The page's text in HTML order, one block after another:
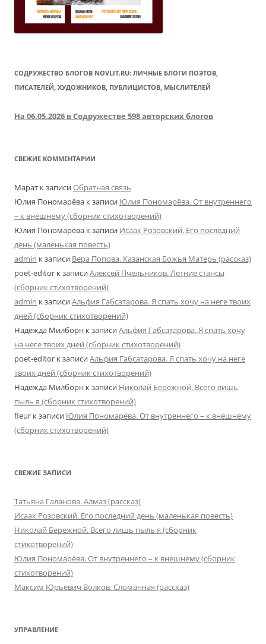
СОДРУЖЕСТВО БЛОГОВ NOVLIT.RU: ЛИЧНЫЕ БЛОГИ ПОЭТОВ,
ПИСАТЕЛЕЙ, ХУДОЖНИКОВ, ПУБЛИЦИСТОВ, МЫСЛИТЕЛЕЙ
На 06.05.2026 в Содружестве 598 авторских блогов
СВЕЖИЕ КОММЕНТАРИИ
Марат к записиОбратная связь
Юлия Пономарёва к записи Юлия Пономарёва. От внутреннего
– к внешнему (сборник стихотворений)
Юлия Пономарёва к записи Исаак Розовский. Его последний
день (маленькая повесть)
admin к записи Вера Попова. Казанская Божья Матерь (рассказ)
poet-editor к записиАлексей Пчельников. Летние стансы
(сборник стихотворений)
admin к записиАльфия Габсатарова. Я спать хочу на неге твоих
дней (сборник стихотворений)
Надежда Милборн к записиАльфия Габсатарова. Я спать хочу
на неге твоих дней (сборник стихотворений)
poet-editor к записиАльфия Габсатарова. Я спать хочу на неге
твоих дней (сборник стихотворений)
Надежда Милборн к записи Николай Бережной. Всего лишь
пыль я (сборник стихотворений)
fleur к записи Юлия Пономарёва. От внутреннего – к внешнему
(сборник стихотворений)
СВЕЖИЕ ЗАПИСИ
Татьяна Галанова. Алмаз (рассказ)
Исаак Розовский. Его последний день (маленькая повесть)
Николай Бережной. Всего лишь пыль я (сборник
стихотворений)
Юлия Пономарёва. От внутреннего – к внешнему (сборник
стихотворений)
Максим Юрьевич Волков. Сломанная (рассказ)
УПРАВЛЕНИЕ